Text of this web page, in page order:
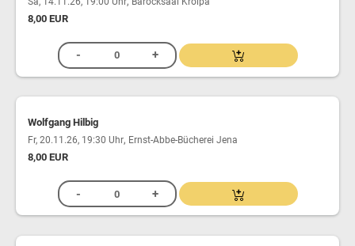
8,00 EUR
Wolfgang Hilbig
Fr, 20.11.26, 19:30 Uhr, Ernst-Abbe-Bücherei Jena
8,00 EUR